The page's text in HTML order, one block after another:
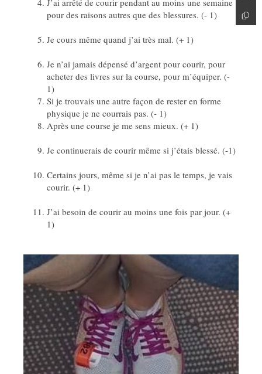
J’ai arrêté de courir pendant au moins une semaine
pour des raisons autres que des blessures. (- 1)
Je cours même quand j’ai très mal. (+ 1)
Je n’ai jamais dépensé d’argent pour courir, pour
acheter des livres sur la course, pour m’équiper. (-
1)
Si je trouvais une autre façon de rester en forme
physique je ne courrais pas. (- 1)
Après une course je me sens mieux. (+ 1)
Je continuerais de courir même si j’étais blessé. (-1)
Certains jours, même si je n’ai pas le temps, je vais
courir. (+ 1)
J’ai besoin de courir au moins une fois par jour. (+
1)